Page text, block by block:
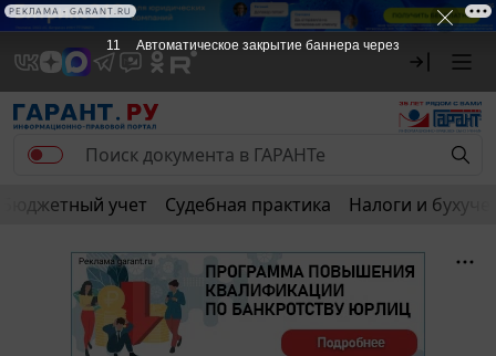
Бюджетный учет Судебная практика Налоги и
10 Автоматическое закрытие баннера через
РЕКЛАМА • GARANT.RU